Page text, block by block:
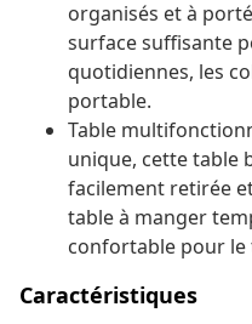
organisés et à
surface suffisante
quotidiennes, les
portable.
Table
unique, cette table
facilement retirée
table à manger
confortable pour le
Caractéristiques